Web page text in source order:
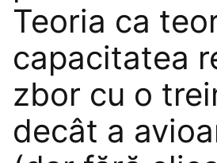
Teoria ca
capacitatea
zbor cu o
decât a